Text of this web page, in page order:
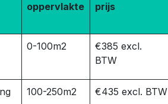
oppervlakte prijs
0-100m2
€385 excl.
BTW
100-250m2 €435 excl. BTW